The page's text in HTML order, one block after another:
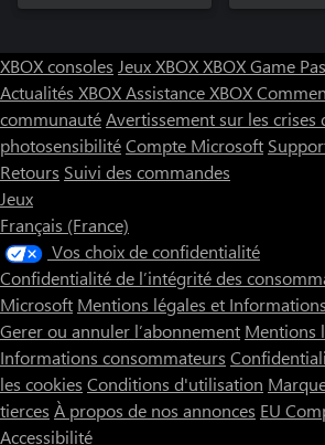
XBOX consoles Jeux XBOXXBOX Game
Actualités XBOXAssistance XBOX
communautéAvertissement sur les crises
photosensibilitéCompte Microsoft
Retours Suivi des commandes
Jeux
Français (France)
Vos choix de confidentialité
Confidentialité de l’intégrité des
Microsoft Mentions légales et
Gerer ou annuler l’abonnement Mentions
Informations consommateurs
les cookies Conditions d'utilisation
tierces À propos de nos annonces EU
Accessibilité